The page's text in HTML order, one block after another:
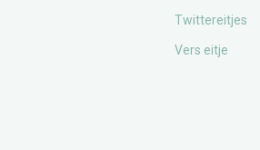
Twittereitjes
Vers eitje